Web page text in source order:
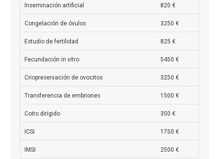
Inseminación artificial 820 €
Congelación de óvulos 3250 €
Estudio de fertilidad 825 €
Fecundación in vitro 5450 €
Criopreservación de ovocitos 3250 €
Transferencia de embriones 1500 €
Coito dirigido 350 €
ICSI 1750 €
IMSI 2500 €